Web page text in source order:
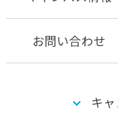
お問い合わせ
キ